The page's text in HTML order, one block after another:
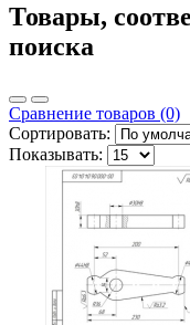
Товары,
поиска
Сравнение товаров (0)
Сортировать:
Показывать: